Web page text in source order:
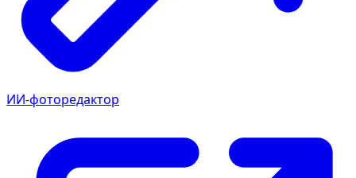
ИИ-фоторедактор